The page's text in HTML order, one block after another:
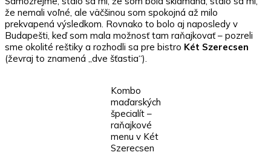
že nemali voľné, ale väčšinou som spokojná až milo
prekvapená výsledkom. Rovnako to bolo aj naposledy v
Budapešti, keď som mala možnosť tam raňajkovať – pozreli
sme okolité reštiky a rozhodli sa pre bistro Két Szerecsen
(ževraj to znamená „dve šťastia“).
Kombo
maďarských
špecialít –
raňajkové
menu v Két
Szerecsen